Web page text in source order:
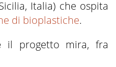
Italia) che ospita
di bioplastiche.
il progetto mira, fra